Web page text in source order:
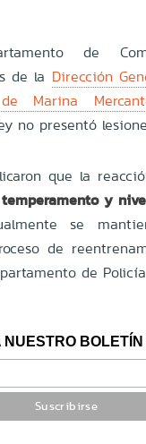
de
de la Dirección
Marina
no presentó
que la
y
se
de
de